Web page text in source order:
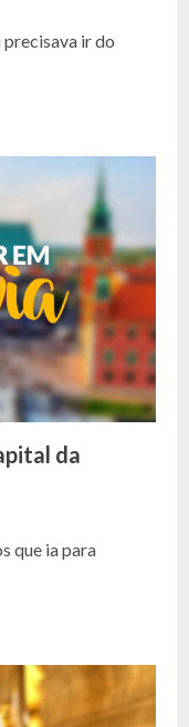
precisava ir do
da
que ia para